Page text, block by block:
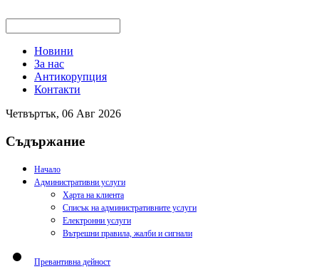
Новини
За нас
Антикорупция
Контакти
Четвъртък, 06 Авг 2026
Съдържание
Начало
Административни услуги
Харта на клиента
Списък на административните услуги
Електронни услуги
Вътрешни правила, жалби и сигнали
Превантивна дейност